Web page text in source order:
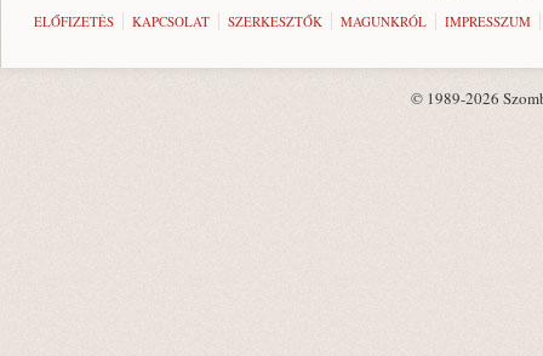
ELŐFIZETÉS KAPCSOLAT SZERKESZTŐK MAGUNKRÓL IMPRESSZUM
© 1989-2026